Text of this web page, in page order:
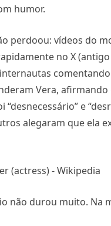
humor.
perdoou: vídeos do
no X
Vera,
e
alegaram que ela
não durou muito. Na